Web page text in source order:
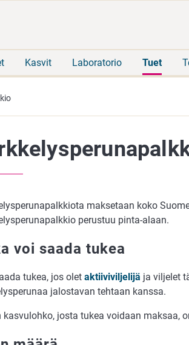
Kasvit Laboratorio Tuet
maksetaan koko
perustuu pinta-alaan.
voi saada tukea
tukea, jos olet aktiiviviljelijä ja viljelet
jalostavan tehtaan kanssa.
kasvulohko, josta tukea voidaan maksaa,